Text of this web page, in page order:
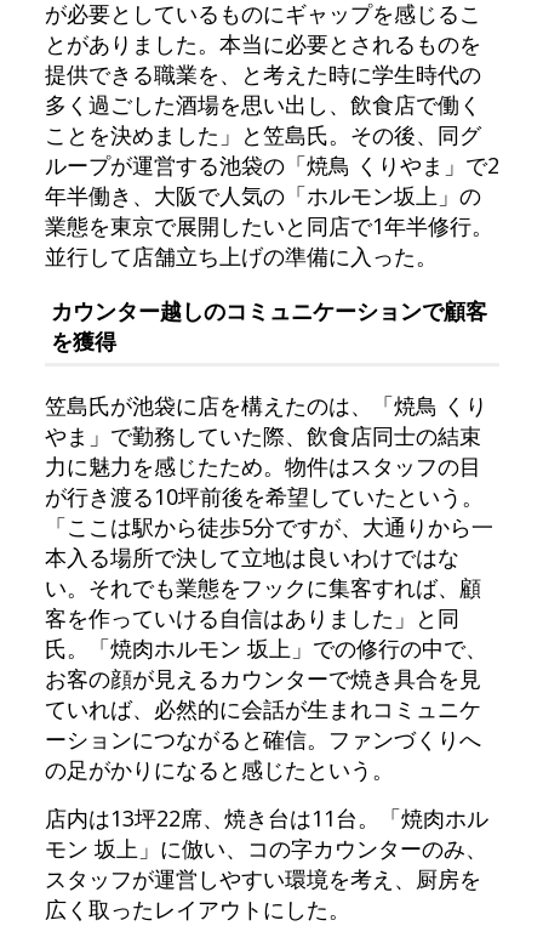
が必要としているものにギャップを感じるこ
とがありました。本当に必要とされるものを
提供できる職業を、と考えた時に学生時代の
多く過ごした酒場を思い出し、飲食店で働く
ことを決めました」と笠島氏。その後、同グ
ループが運営する池袋の「焼鳥 くりやま」で2
年半働き、大阪で人気の「ホルモン坂上」の
業態を東京で展開したいと同店で1年半修行。
並行して店舗立ち上げの準備に入った。
カウンター越しのコミュニケーションで顧客
を獲得
笠島氏が池袋に店を構えたのは、「焼鳥 くり
やま」で勤務していた際、飲食店同士の結束
力に魅力を感じたため。物件はスタッフの目
が行き渡る10坪前後を希望していたという。
「ここは駅から徒歩5分ですが、大通りから一
本入る場所で決して立地は良いわけではな
い。それでも業態をフックに集客すれば、顧
客を作っていける自信はありました」と同
氏。「焼肉ホルモン 坂上」での修行の中で、
お客の顔が見えるカウンターで焼き具合を見
ていれば、必然的に会話が生まれコミュニケ
ーションにつながると確信。ファンづくりへ
の足がかりになると感じたという。
店内は13坪22席、焼き台は11台。「焼肉ホル
モン 坂上」に倣い、コの字カウンターのみ、
スタッフが運営しやすい環境を考え、厨房を
広く取ったレイアウトにした。